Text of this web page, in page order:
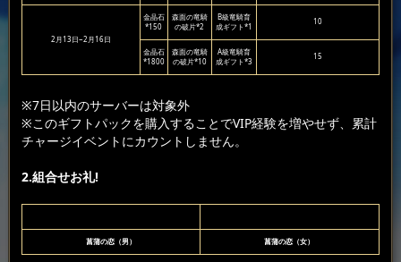
2月13日~2月16日
金晶石
*150
森面の竜騎
の破片*2
B級竜騎育
成ギフト*1
10
金晶石
*1800
森面の竜騎
の破片*10
A級竜騎育
成ギフト*3
15
※7日以内のサーバーは対象外
※このギフトパックを購入することでVIP経験を増やせず、累計
チャージイベントにカウントしません。
2.組合せお礼!
菖蒲の恋（男） 菖蒲の恋（女）